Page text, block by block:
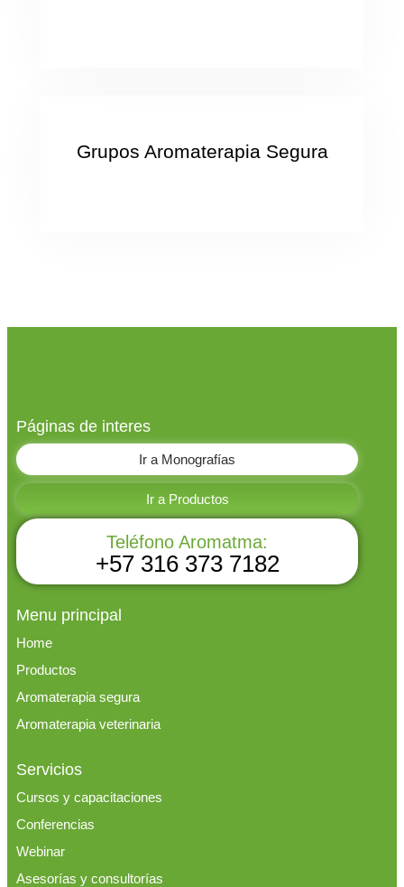
Grupos Aromaterapia Segura
Páginas de interes
Ir a Monografías
Ir a Productos
Teléfono Aromatma:
+57 316 373 7182
Menu principal
Home
Productos
Aromaterapia segura
Aromaterapia veterinaria
Servicios
Cursos y capacitaciones
Conferencias
Webinar
Asesorías y consultorías